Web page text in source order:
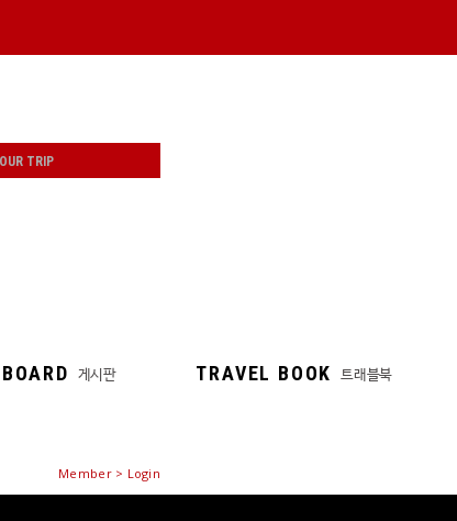
BOARD 게시판 TRAVEL BOOK 트래블북
Member > Login